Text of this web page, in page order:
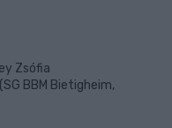
Zsófia
BBM Bietigheim,